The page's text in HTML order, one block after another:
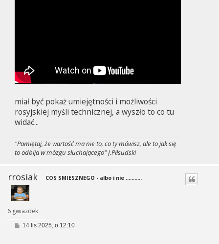
miał być pokaż umiejętności i możliwości
rosyjskiej myśli technicznej, a wyszło to co tu
widać...
"Pamiętaj, że wartość ma nie to, co ty mówisz, ale to jak się
to odbija w mózgu słuchającego" J.Piłsudski
rrosiak
6 gwiazdek
COS SMIESZNEGO - albo i nie ...........
P14 lis 2025, o 12:10